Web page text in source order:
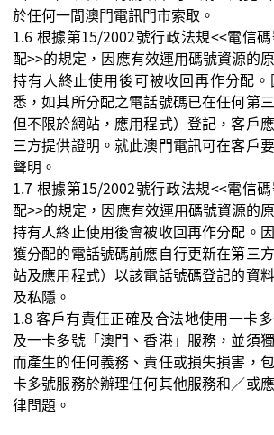
於任何一間澳門電訊門市索取。
1.6 根據第15/2002號行政法規<<電信
配>>的規定，因應有效運用碼號資源的
持有人終止使用後可被收回再作分配
悉，如其所分配之電話號碼已在任何第
但不限於網站，應用程式）登記，客戶
三方提供證明。就此澳門電訊可在客戶
聲明。
1.7 根據第15/2002號行政法規<<電信
配>>的規定，因應有效運用碼號資源的
持有人終止使用後會被收回再作分配。
獲分配的電話號碼前應自行更新在第三
站及應用程式）以該電話號碼登記的資
及私隱。
1.8 客戶有責任正確及合法地使用一卡多
及一卡多號「澳門、香港」服務，並須
而產生的任何義務、責任或損失損害，
卡多號服務於辦理任何其他服務和／或
律問題。